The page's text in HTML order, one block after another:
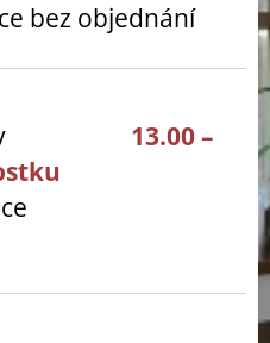
bez objednání
13.00 –